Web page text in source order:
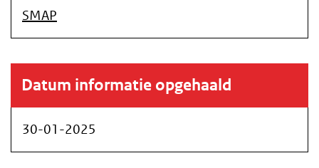
SMAP
Datum informatie opgehaald
30-01-2025